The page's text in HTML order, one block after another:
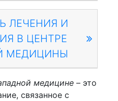
ЛЕЧЕНИЯ И
В ЦЕНТРЕ
МЕДИЦИНЫ
медицине – это
связанное с